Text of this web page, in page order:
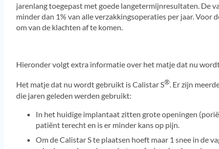
jarenlang toegepast met goede langetermijnresultaten. De
minder dan 1% van alle verzakkingsoperaties per jaar. Voor
om van de klachten af te komen.
Hieronder volgt extra informatie over het matje dat nu
Het matje dat nu wordt gebruikt is Calistar S®. Er zijn
die jaren geleden werden gebruikt:
In het huidige implantaat zitten grote openingen
patiënt terecht en is er minder kans op pijn.
Om de Calistar S te plaatsen hoeft maar 1 snee in de